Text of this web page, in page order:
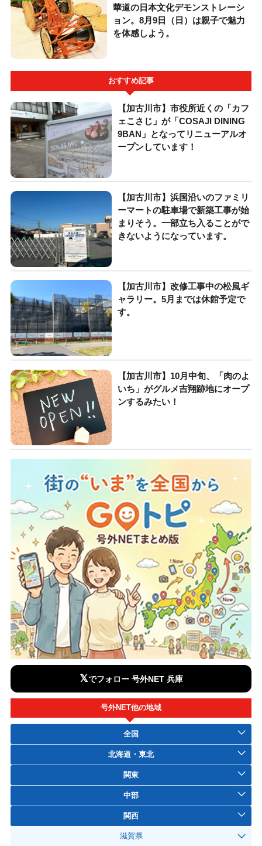
華道の日本文化デモンストレーシ
ョン。8月9日（日）は親子で魅力
を体感しよう。
おすすめ記事
【加古川市】市役所近くの「カフ
ェこさじ」が「COSAJI DINING
9BAN」となってリニューアルオ
ープンしています！
【加古川市】浜国沿いのファミリ
ーマートの駐車場で新築工事が始
まりそう。一部立ち入ることがで
きないようになっています。
【加古川市】改修工事中の松風ギ
ャラリー。5月までは休館予定で
す。
【加古川市】10月中旬、「肉のよ
いち」がグルメ吉翔跡地にオープ
ンするみたい！
𝕏でフォロー 号外NET 兵庫
号外NET他の地域
全国
北海道・東北
関東
中部
関西
滋賀県